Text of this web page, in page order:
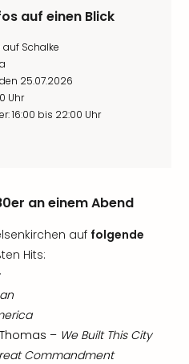
auf einen Blick
auf Schalke
25.07.2026
Uhr
16:00 bis 22:00 Uhr
an einem Abend
auf folgende
Hits:
– We Built This City
Commandment